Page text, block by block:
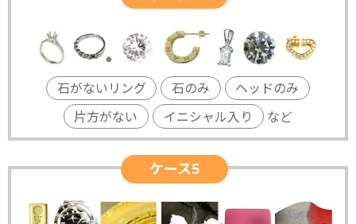
石がないリング 石のみ
ヘッドのみ
片方がない
イニシャル入り など
ケース5